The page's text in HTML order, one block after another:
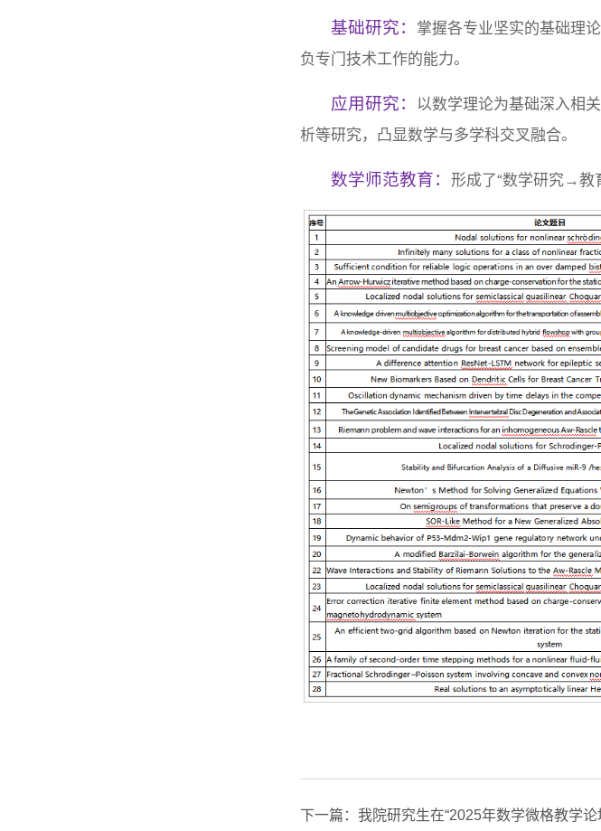
基础研究：
掌握各专业坚实的基础理
负专门技术工作的能力。
应用研究：
以数学理论为基础深入相
析等研究，凸显数学与多学科交叉融合。
数学师范教育： 形成了“数学研究→教
下一篇： 我院研究生在“2025年数学微格教学